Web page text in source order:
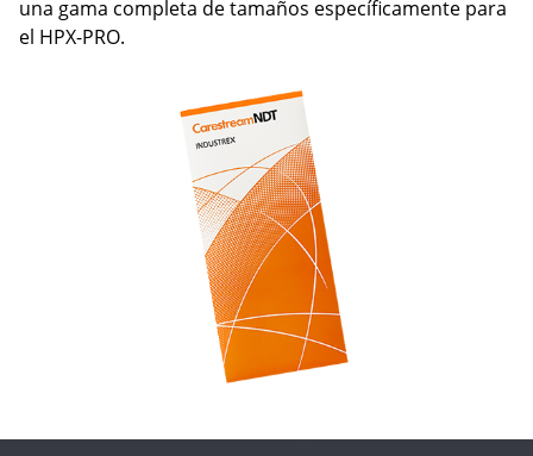
una gama completa de tamaños específicamente para
el HPX-PRO.